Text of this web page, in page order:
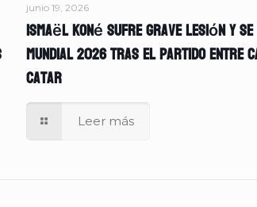
junio 19, 2026
Ismaël Koné sufre grave lesión y se
Mundial 2026 tras el partido entre
Catar
Leer más